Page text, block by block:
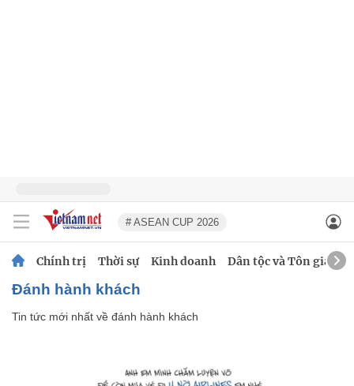
# ASEAN CUP 2026
Chính trị Thời sự Kinh doanh Dân tộc và Tôn giáo
đánh hành khách
Tin tức mới nhất về đánh hành khách